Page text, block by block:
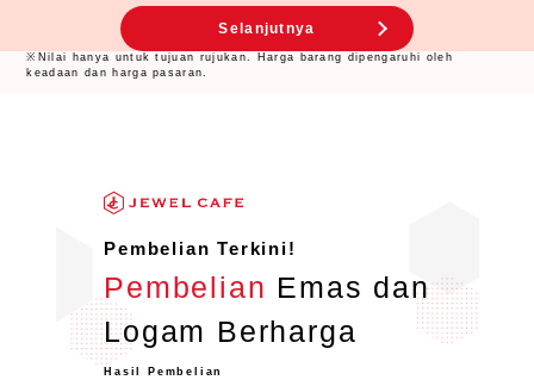
Kihei 18k Gold
Pembelian Bernilai Tinggi
24,000
24k Gold Scrap
Pembelian Bernilai Tinggi
RM 3,500
※Nilai hanya untuk tujuan rujukan. Harga barang dipengaruhi oleh
keadaan dan harga pasaran.
Selanjutnya
Pembelian Terkini!
Pembelian Emas dan
Logam Berharga
Hasil Pembelian